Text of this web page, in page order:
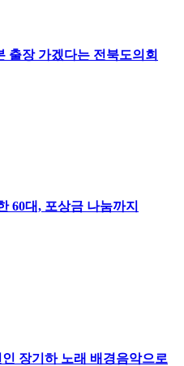
장 가겠다는 전북도의회
60대, 포상금 나눔까지
장기하 노래 배경음악으로